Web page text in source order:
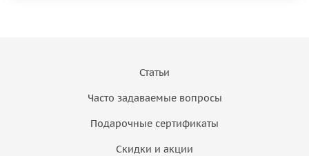
Статьи
Часто задаваемые вопросы
Подарочные сертификаты
Скидки и акции